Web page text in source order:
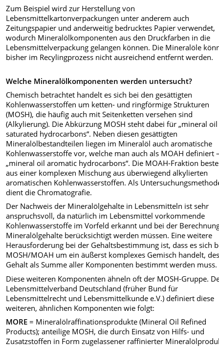
Zum Beispiel wird zur Herstellung von
Lebensmittelkartonverpackungen unter anderem auch
Zeitungspapier und anderweitig bedrucktes Papier verwendet,
wodurch Mineralölkomponenten aus den Druckfarben in die
Lebensmittelverpackung gelangen können. Die Mineralöle
bisher im Recylingprozess nicht ausreichend entfernt werden.
Welche Mineralölkomponenten werden untersucht?
Chemisch betrachtet handelt es sich bei den gesättigten
Kohlenwasserstoffen um ketten- und ringförmige Strukturen
(MOSH), die häufig auch mit Seitenketten versehen sind
(Alkylierung). Die Abkürzung MOSH steht dabei für „mineral oil
saturated hydrocarbons“. Neben diesen gesättigten
Mineralölbestandteilen liegen im Mineralöl auch aromatische
Kohlenwasserstoffe vor, welche man auch als MOAH definiert
„mineral oil aromatic hydrocarbons“. Die MOAH-Fraktion
aus einer komplexen Mischung aus überwiegend alkylierten
aromatischen Kohlenwasserstoffen. Als
dient die Chromatografie.
Der Nachweis der Mineralölgehalte in Lebensmitteln ist sehr
anspruchsvoll, da natürlich im Lebensmittel vorkommende
Kohlenwasserstoffe im Vorfeld erkannt und bei der
Mineralölgehalte berücksichtigt werden müssen. Eine weitere
Herausforderung bei der Gehaltsbestimmung ist, dass es sich
MOSH/MOAH um ein äußerst komplexes Gemisch handelt,
Gehalt als Summe aller Komponenten bestimmt werden muss.
Diese weiteren Komponenten ähneln oft der MOSH-Gruppe.
Lebensmittelverband Deutschland (früher Bund für
Lebensmittelrecht und Lebensmittelkunde e.V.) definiert diese
weiteren, ähnlichen Komponenten wie folgt:
MORE = Mineralölraffinationsprodukte (Mineral Oil Refined
Products); anteilige MOSH, die durch Einsatz von Hilfs- und
Zusatzstoffen in Form zugelassener raffinierter